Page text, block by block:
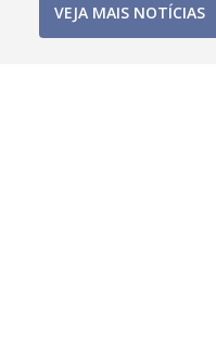
VEJA MAIS NOTÍCIAS